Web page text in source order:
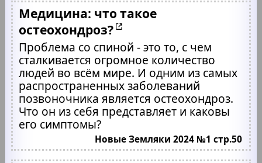
Медицина: что такое
остеохондроз?
Проблема со спиной - это то, с чем
сталкивается огромное количество
людей во всём мире. И одним из самых
распространенных заболеваний
позвоночника является остеохондроз.
Что он из себя представляет и каковы
его симптомы?
Новые Земляки 2024 №1 стр.50